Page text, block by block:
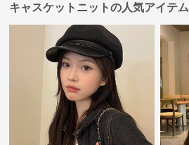
キャスケットニットの人気アイテム